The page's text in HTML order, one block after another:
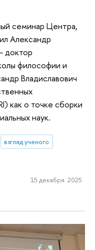
семинар Центра,
Александр
доктор
философии и
Владиславович
как о точке сборки
наук.
взгляд ученого
15 декабря 2025